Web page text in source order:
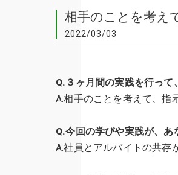
相手のことを考え
2022/03/03
Q.３ヶ月間の実践を行って
A.相手のことを考えて、指
Q.今回の学びや実践が、
A.社員とアルバイトの共存